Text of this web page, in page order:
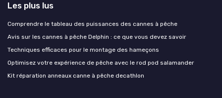
Les plus lus
Comprendre le tableau des puissances des cannes à pêche
Avis sur les cannes à pêche Delphin : ce que vous devez savoir
Techniques efficaces pour le montage des hameçons
Optimisez votre expérience de pêche avec le rod pod salamander
Kit réparation anneaux canne à pêche decathlon